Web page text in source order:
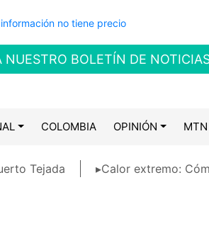
NUESTRO BOLETÍN DE
COLOMBIA OPINIÓN MTN
Tejada ▸Calor extremo: